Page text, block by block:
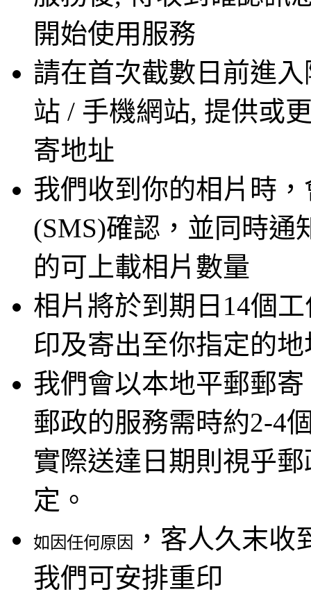
開始使用服務
請在首次截數日前進
站 / 手機網站, 提供或
寄地址
我們收到你的相片時
(SMS)確認，並同時通
的可上載相片數量
相片將於到期日14個
印及寄出至你指定的地
我們會以本地平郵郵
郵政的服務需時約2-4
實際送達日期則視乎
定。
如因任何原因
，客人久末收
我們可安排重印